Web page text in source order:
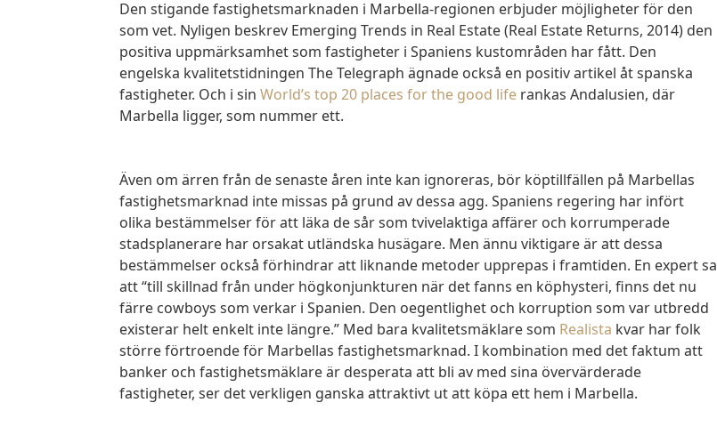
Den stigande fastighetsmarknaden i Marbella-regionen erbjuder möjligheter för den
som vet. Nyligen beskrev Emerging Trends in Real Estate (Real Estate Returns, 2014) den
positiva uppmärksamhet som fastigheter i Spaniens kustområden har fått. Den
engelska kvalitetstidningen The Telegraph ägnade också en positiv artikel åt spanska
fastigheter. Och i sin World’s top 20 places for the good life rankas Andalusien, där
Marbella ligger, som nummer ett.
Även om ärren från de senaste åren inte kan ignoreras, bör köptillfällen på Marbellas
fastighetsmarknad inte missas på grund av dessa agg. Spaniens regering har infört
olika bestämmelser för att läka de sår som tvivelaktiga affärer och korrumperade
stadsplanerare har orsakat utländska husägare. Men ännu viktigare är att dessa
bestämmelser också förhindrar att liknande metoder upprepas i framtiden. En expert sa
att “till skillnad från under högkonjunkturen när det fanns en köphysteri, finns det nu
färre cowboys som verkar i Spanien. Den oegentlighet och korruption som var utbredd
existerar helt enkelt inte längre.” Med bara kvalitetsmäklare som Realista kvar har folk
större förtroende för Marbellas fastighetsmarknad. I kombination med det faktum att
banker och fastighetsmäklare är desperata att bli av med sina övervärderade
fastigheter, ser det verkligen ganska attraktivt ut att köpa ett hem i Marbella.